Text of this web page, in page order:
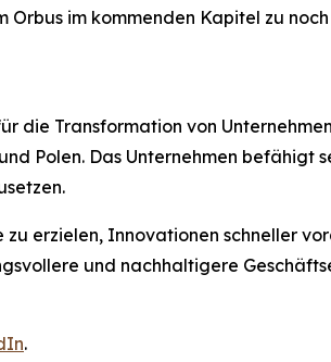
im kommenden Kapitel zu
die Transformation von
Polen. Das Unternehmen befähigt
erzielen, Innovationen schneller
und nachhaltigere
.